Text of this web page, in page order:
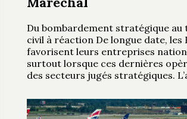
Du bombardement stratégique
civil à réaction De longue date, les
favorisent leurs entreprises
surtout lorsque ces dernières
des secteurs jugés stratégiques.